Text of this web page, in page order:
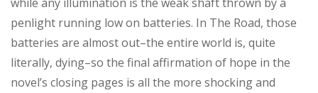
penlight running low on batteries. In The Road, those
batteries are almost out–the entire world is, quite
literally, dying–so the final affirmation of hope in the
novel’s closing pages is all the more shocking and